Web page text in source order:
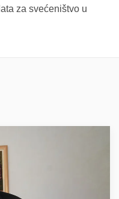
za svećeništvo u